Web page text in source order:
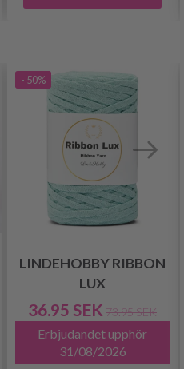
- 50%
LINDEHOBBY RIBBON
LUX
36.95 SEK 73.95 SEK
Erbjudandet upphör
31/08/2026